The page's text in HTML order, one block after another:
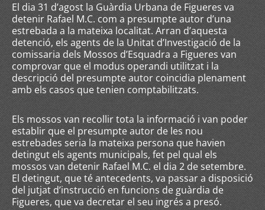
El dia 31 d’agost la Guàrdia Urbana de Figueres va
detenir Rafael M.C. com a presumpte autor d’una
estrebada a la mateixa localitat. Arran d’aquesta
detenció, els agents de la Unitat d’Investigació de la
comissaria dels Mossos d’Esquadra a Figueres van
comprovar que el modus operandi utilitzat i la
descripció del presumpte autor coincidia plenament
amb els casos que tenien comptabilitzats.
Els mossos van recollir tota la informació i van poder
establir que el presumpte autor de les nou
estrebades seria la mateixa persona que havien
detingut els agents municipals, fet pel qual els
mossos van detenir Rafael M.C. el dia 2 de setembre.
El detingut, que té antecedents, va passar a disposició
del jutjat d’instrucció en funcions de guàrdia de
Figueres, que va decretar el seu ingrés a presó.